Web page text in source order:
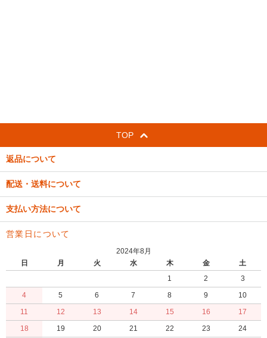
TOP
返品について
配送・送料について
支払い方法について
営業日について
2024年8月
日
月 火 水 木 金
土
1
2
3
4
5 6 7 8 9
10
11
12 13 14 15 16
17
18
19 20 21 22 23
24